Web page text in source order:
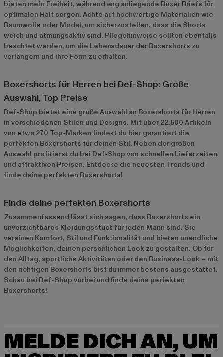
bieten mehr Freiheit, während eng anliegende Boxer Briefs für
optimalen Halt sorgen. Achte auf hochwertige Materialien wie
Baumwolle oder Modal, um sicherzustellen, dass die Shorts
weich und atmungsaktiv sind. Pflegehinweise sollten ebenfalls
beachtet werden, um die Lebensdauer der Boxershorts zu
verlängern und ihre Form zu erhalten.
Boxershorts für Herren bei Def-Shop: Große
Auswahl, Top Preise
Def-Shop bietet eine große Auswahl an Boxershorts für Herren
in verschiedenen Stilen und Designs. Mit über 22.500 Artikeln
von etwa 270 Top-Marken findest du hier garantiert die
perfekten Boxershorts für deinen Stil. Neben der großen
Auswahl profitierst du bei Def-Shop von schnellen Lieferzeiten
und attraktiven Preisen. Entdecke die neuesten Trends und
finde deine perfekten Boxershorts!
Finde deine perfekten Boxershorts
Zusammenfassend lässt sich sagen, dass Boxershorts ein
unverzichtbares Kleidungsstück für jeden Mann sind. Sie
vereinen Komfort, Stil und Funktionalität und bieten unendliche
Möglichkeiten, deinen persönlichen Look zu gestalten. Ob für
den Alltag, sportliche Aktivitäten oder den Business-Look – mit
den richtigen Boxershorts bist du immer bestens ausgestattet.
Schau bei Def-Shop vorbei und finde deine perfekten
Boxershorts!
MELDE DICH AN, UM